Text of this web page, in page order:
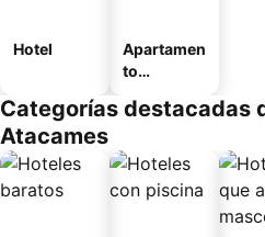
Hotel
Apartamen
to
o
Categorías destacadas
Atacames